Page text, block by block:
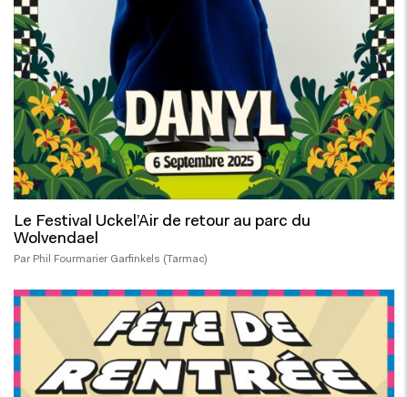
Le Festival Uckel’Air de retour au parc du
Wolvendael
Par Phil Fourmarier Garfinkels (Tarmac)